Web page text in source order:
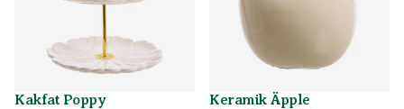
Kakfat Poppy
Keramik Äpple